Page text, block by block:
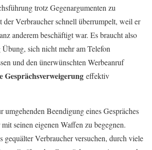
trotz Gegenargumenten zu
der Verbraucher schnell überrumpelt, weil er
anderem beschäftigt war. Es braucht also
sich nicht mehr am Telefon
und den ünerwünschten Werbeanruf
Gesprächsverweigerung effektiv
umgehenden Beendigung eines Gespräches
seinen eigenen Waffen zu begegnen.
gequälter Verbraucher versuchen, durch viele